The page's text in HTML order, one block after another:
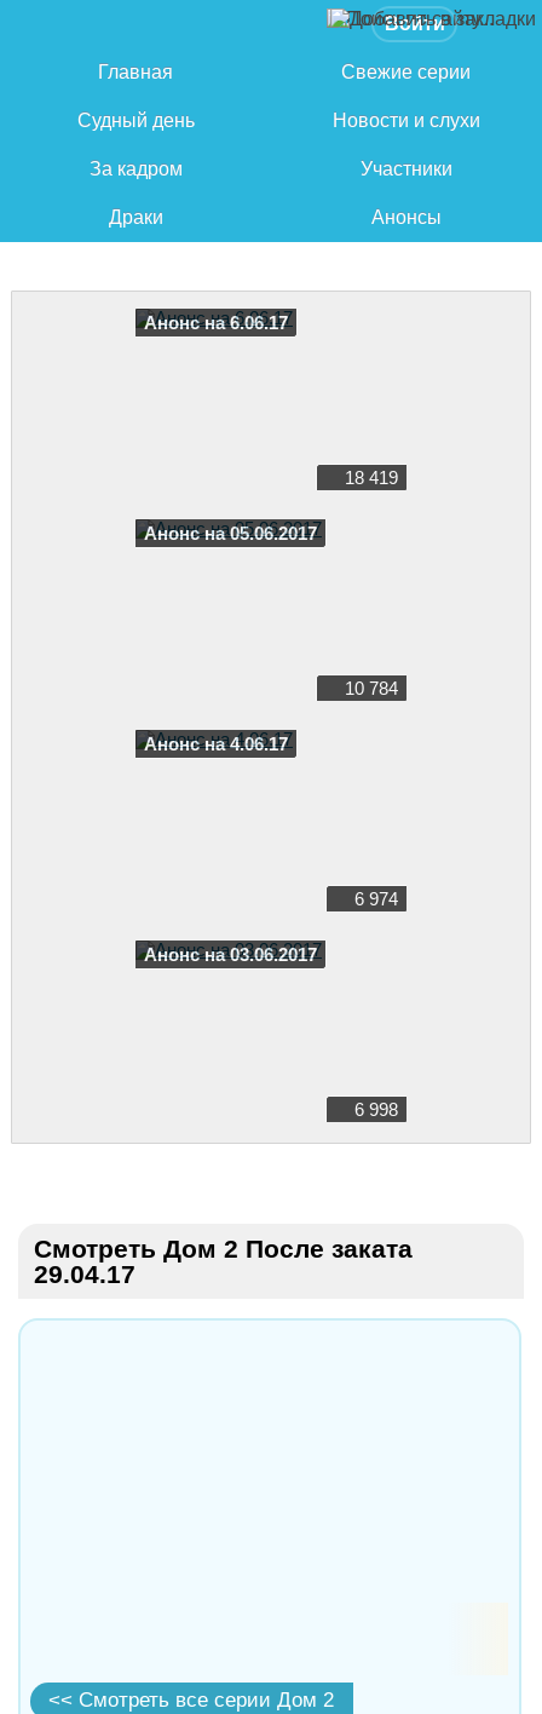
Войти
Главная Свежие серии
Судный день Новости и слухи
За кадром Участники
Драки Анонсы
Анонс на 6.06.17
18 419
Анонс на 05.06.2017
10 784
Анонс на 4.06.17
6 974
Анонс на 03.06.2017
6 998
Смотреть Дом 2 После заката
29.04.17
<< Смотреть все серии Дом 2